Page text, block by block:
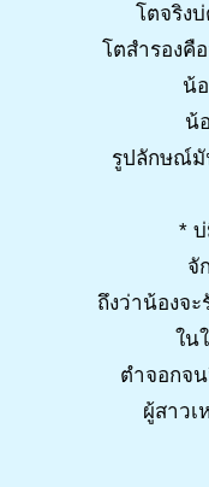
โตจริง
โตสำรองคื
น้
น้
รูปลักษณ์มั
* บ่
จั
ถึงว่าน้องจ
ใน
ตำจอกจ
ผู้สาวเ